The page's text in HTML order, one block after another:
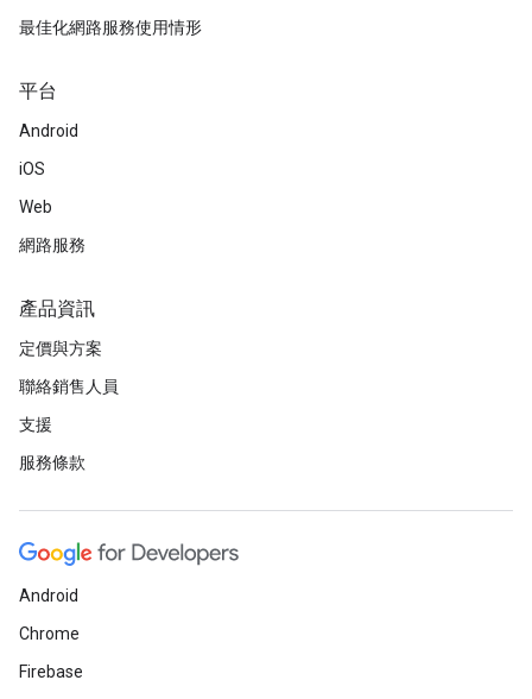
最佳化網路服務使用情形
平台
Android
iOS
Web
網路服務
產品資訊
定價與方案
聯絡銷售人員
支援
服務條款
Android
Chrome
Firebase